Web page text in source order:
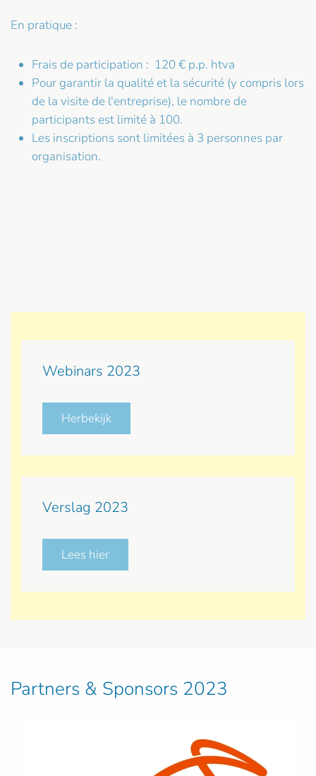
En pratique :
Frais de participation : 120 € p.p. htva
Pour garantir la qualité et la sécurité (y compris lors
de la visite de l'entreprise), le nombre de
participants est limité à 100.
Les inscriptions sont limitées à 3 personnes par
organisation.
Webinars 2023
Herbekijk
Verslag 2023
Lees hier
Partners & Sponsors 2023